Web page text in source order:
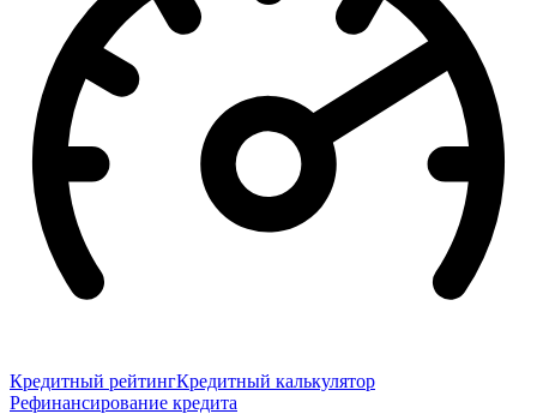
Кредитный рейтингКредитный калькулятор
Рефинансирование кредита